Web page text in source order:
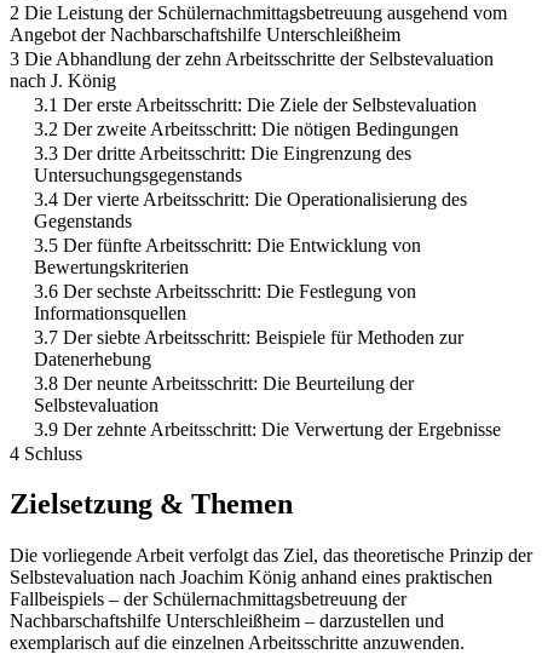
2 Die Leistung der Schülernachmittagsbetreuung ausgehend vom
Angebot der Nachbarschaftshilfe Unterschleißheim
3 Die Abhandlung der zehn Arbeitsschritte der Selbstevaluation
nach J. König
3.1 Der erste Arbeitsschritt: Die Ziele der Selbstevaluation
3.2 Der zweite Arbeitsschritt: Die nötigen Bedingungen
3.3 Der dritte Arbeitsschritt: Die Eingrenzung des
Untersuchungsgegenstands
3.4 Der vierte Arbeitsschritt: Die Operationalisierung des
Gegenstands
3.5 Der fünfte Arbeitsschritt: Die Entwicklung von
Bewertungskriterien
3.6 Der sechste Arbeitsschritt: Die Festlegung von
Informationsquellen
3.7 Der siebte Arbeitsschritt: Beispiele für Methoden zur
Datenerhebung
3.8 Der neunte Arbeitsschritt: Die Beurteilung der
Selbstevaluation
3.9 Der zehnte Arbeitsschritt: Die Verwertung der Ergebnisse
4 Schluss
Zielsetzung & Themen
Die vorliegende Arbeit verfolgt das Ziel, das theoretische Prinzip der
Selbstevaluation nach Joachim König anhand eines praktischen
Fallbeispiels – der Schülernachmittagsbetreuung der
Nachbarschaftshilfe Unterschleißheim – darzustellen und
exemplarisch auf die einzelnen Arbeitsschritte anzuwenden.